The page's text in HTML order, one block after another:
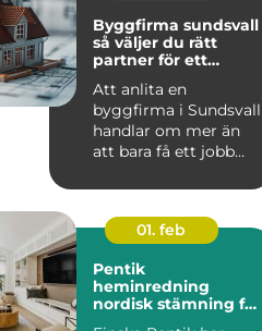
Byggfirma sundsvall
så väljer du rätt
partner för ett
Att anlita en
byggfirma i Sundsvall
handlar om mer än
att bara få ett jobb
om tr...
01. feb
Pentik
heminredning
nordisk stämning för